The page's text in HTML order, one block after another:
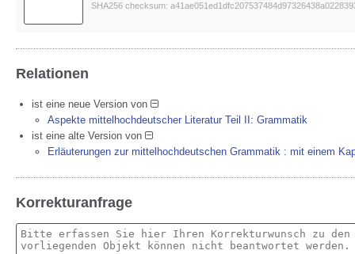
SHA256 checksum:
Relationen
ist eine neue Version von
Aspekte mittelhochdeutscher Literatur Teil II: Grammatik
ist eine alte Version von
Erläuterungen zur mittelhochdeutschen Grammatik : mit einem
Korrekturanfrage